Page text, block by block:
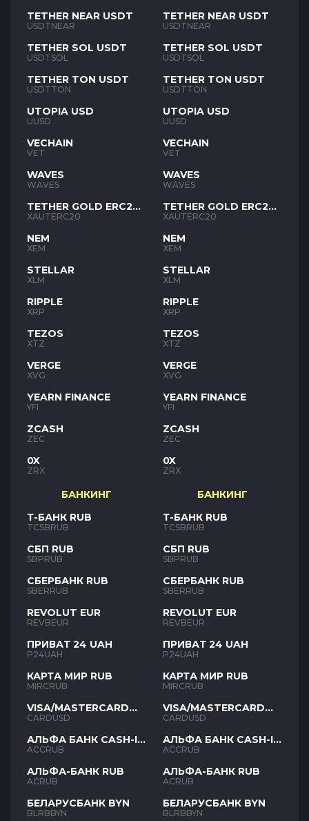
TETHER NEAR USDT
USDTNEAR
TETHER SOL USDT
USDTSOL
TETHER TON USDT
USDTTON
UTOPIA USD
UUSD
VECHAIN
VET
WAVES
WAVES
TETHER GOLD ERC20
XAUT
XAUTERC20
NEM
XEM
STELLAR
XLM
RIPPLE
XRP
TEZOS
XTZ
VERGE
XVG
YEARN FINANCE
YFI
ZCASH
ZEC
0X
ZRX
БАНКИНГ
Т-БАНК RUB
TCSBRUB
СБП RUB
SBPRUB
СБЕРБАНК RUB
SBERRUB
REVOLUT EUR
REVBEUR
ПРИВАТ 24 UAH
P24UAH
КАРТА МИР RUB
MIRCRUB
VISA/MASTERCARD
USD
CARDUSD
АЛЬФА БАНК CASH-IN
RUB
ACCRUB
АЛЬФА-БАНК RUB
ACRUB
БЕЛАРУСБАНК BYN
BLRBBYN
TETHER NEAR USDT
USDTNEAR
TETHER SOL USDT
USDTSOL
TETHER TON USDT
USDTTON
UTOPIA USD
UUSD
VECHAIN
VET
WAVES
WAVES
TETHER GOLD ERC20
XAUT
XAUTERC20
NEM
XEM
STELLAR
XLM
RIPPLE
XRP
TEZOS
XTZ
VERGE
XVG
YEARN FINANCE
YFI
ZCASH
ZEC
0X
ZRX
БАНКИНГ
Т-БАНК RUB
TCSBRUB
СБП RUB
SBPRUB
СБЕРБАНК RUB
SBERRUB
REVOLUT EUR
REVBEUR
ПРИВАТ 24 UAH
P24UAH
КАРТА МИР RUB
MIRCRUB
VISA/MASTERCARD
USD
CARDUSD
АЛЬФА БАНК CASH-IN
RUB
ACCRUB
АЛЬФА-БАНК RUB
ACRUB
БЕЛАРУСБАНК BYN
BLRBBYN